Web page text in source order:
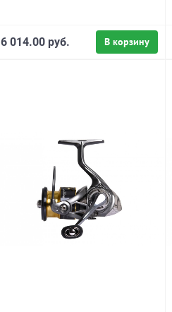
В корзину
6 014.00 руб.